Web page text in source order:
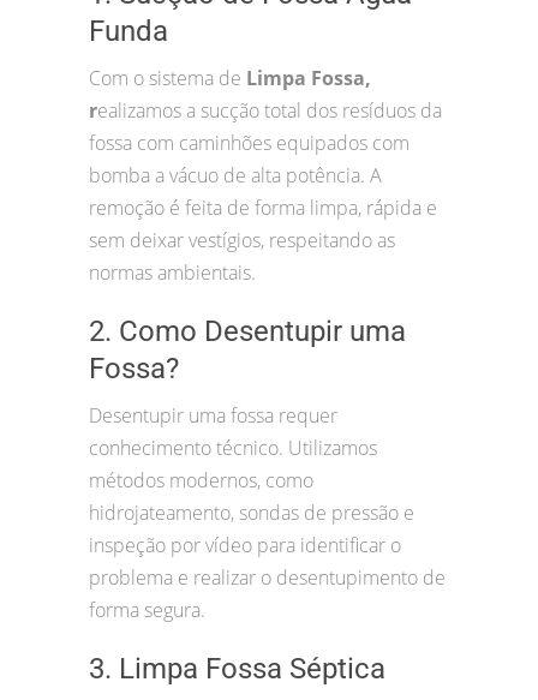
Funda
Com o sistema de Limpa Fossa,
realizamos a sucção total dos resíduos da
fossa com caminhões equipados com
bomba a vácuo de alta potência. A
remoção é feita de forma limpa, rápida e
sem deixar vestígios, respeitando as
normas ambientais.
2. Como Desentupir uma
Fossa?
Desentupir uma fossa requer
conhecimento técnico. Utilizamos
métodos modernos, como
hidrojateamento, sondas de pressão e
inspeção por vídeo para identificar o
problema e realizar o desentupimento de
forma segura.
3. Limpa Fossa Séptica